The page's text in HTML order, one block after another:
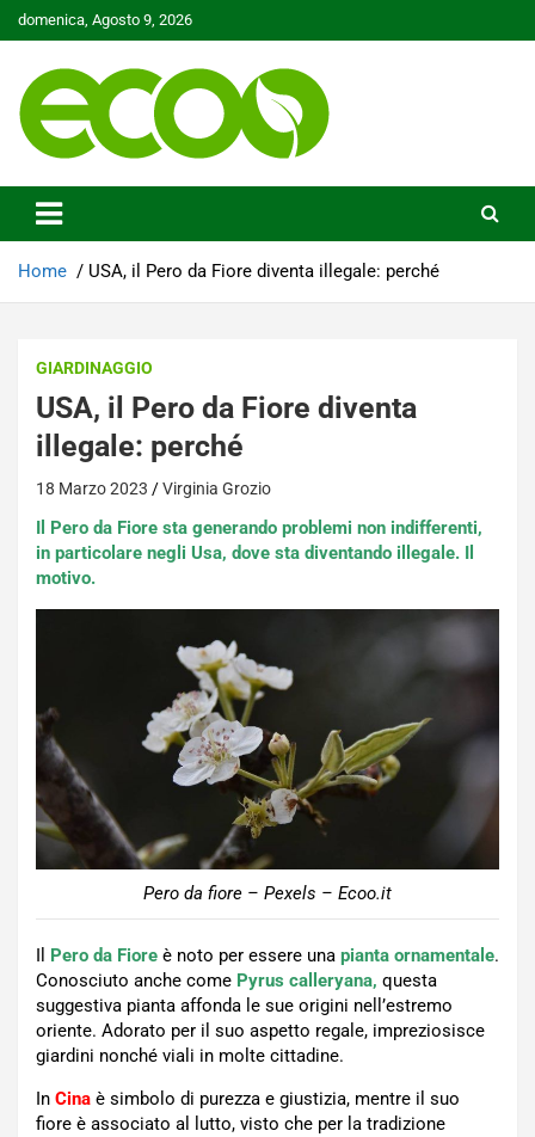
Skip
to
domenica, Agosto 9, 2026
Ecoo.it
Home USA, il Pero da Fiore diventa illegale: perché
GIARDINAGGIO
USA, il Pero da Fiore diventa
illegale: perché
18 Marzo 2023 Virginia Grozio
Il Pero da Fiore sta generando problemi non indifferenti,
in particolare negli Usa, dove sta diventando illegale. Il
motivo.
Pero da fiore – Pexels – Ecoo.it
Il Pero da Fiore è noto per essere una pianta ornamentale.
Conosciuto anche come Pyrus calleryana, questa
suggestiva pianta affonda le sue origini nell’estremo
oriente. Adorato per il suo aspetto regale, impreziosisce
giardini nonché viali in molte cittadine.
In Cina è simbolo di purezza e giustizia, mentre il suo
fiore è associato al lutto, visto che per la tradizione